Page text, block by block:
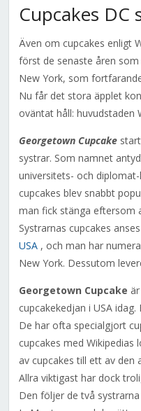
Cupcakes DC
Även om cupcakes enligt
först de senaste åren
New York, som
Nu får det stora äpplet
oväntat håll: huvudstaden
Georgetown Cupcake
systrar. Som namnet
universitets- och
cupcakes blev snabbt
man fick stänga eftersom
Systrarnas cupcakes
USA, och man har
New York. Dessutom
Georgetown Cupcake
cupcakekedjan i USA
De har ofta specialgjort
cupcakes med Wikipedias
av cupcakes till ett av den
Allra viktigast har dock
Den följer de två